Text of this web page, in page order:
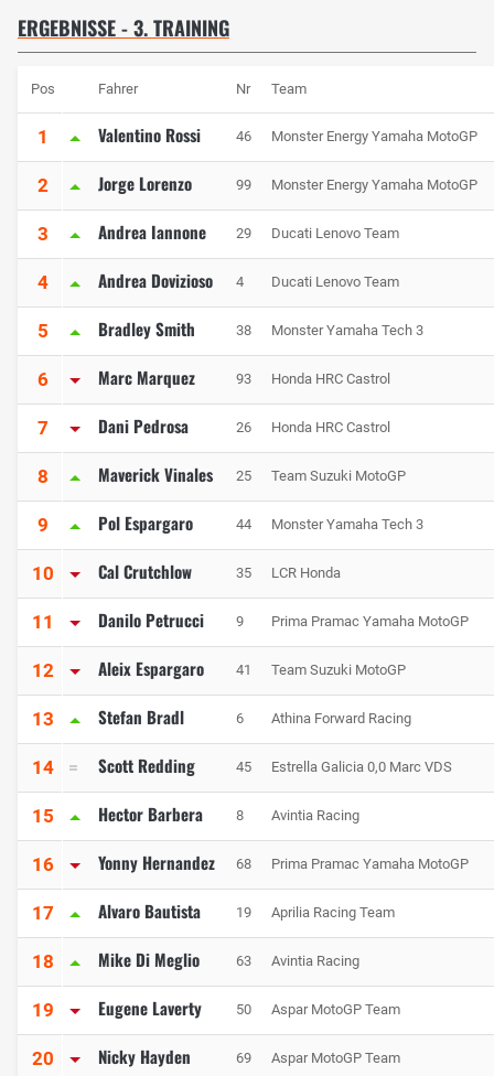
ERGEBNISSE - 3. TRAINING
Pos Fahrer Nr Team
1 Valentino Rossi 46 Monster Energy Yamaha MotoGP
2 Jorge Lorenzo 99 Monster Energy Yamaha MotoGP
3 Andrea Iannone 29 Ducati Lenovo Team
4 Andrea Dovizioso 4 Ducati Lenovo Team
5 Bradley Smith 38 Monster Yamaha Tech 3
6 Marc Marquez 93 Honda HRC Castrol
7 Dani Pedrosa 26 Honda HRC Castrol
8 Maverick Vinales 25 Team Suzuki MotoGP
9 Pol Espargaro 44 Monster Yamaha Tech 3
10 Cal Crutchlow 35 LCR Honda
11 Danilo Petrucci 9 Prima Pramac Yamaha MotoGP
12 Aleix Espargaro 41 Team Suzuki MotoGP
13 Stefan Bradl 6 Athina Forward Racing
14 Scott Redding 45 Estrella Galicia 0,0 Marc VDS
15 Hector Barbera 8 Avintia Racing
16 Yonny Hernandez 68 Prima Pramac Yamaha MotoGP
17 Alvaro Bautista 19 Aprilia Racing Team
18 Mike Di Meglio 63 Avintia Racing
19 Eugene Laverty 50 Aspar MotoGP Team
20 Nicky Hayden 69 Aspar MotoGP Team